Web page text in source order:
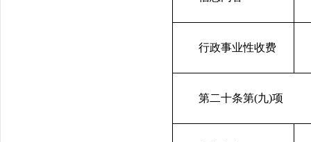
行政事业性收费
第二十条第(九)项